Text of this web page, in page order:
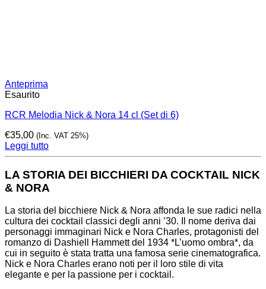
Anteprima
Esaurito
RCR Melodia Nick & Nora 14 cl (Set di 6)
€35,00 (Inc. VAT 25%)
Leggi tutto
LA STORIA DEI BICCHIERI DA COCKTAIL NICK
& NORA
La storia del bicchiere Nick & Nora affonda le sue radici nella
cultura dei cocktail classici degli anni ’30. Il nome deriva dai
personaggi immaginari Nick e Nora Charles, protagonisti del
romanzo di Dashiell Hammett del 1934 *L’uomo ombra*, da
cui in seguito è stata tratta una famosa serie cinematografica.
Nick e Nora Charles erano noti per il loro stile di vita
elegante e per la passione per i cocktail.